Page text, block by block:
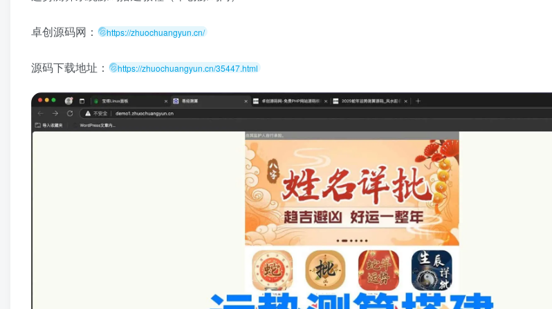
卓创源码网： https://zhuochuangyun.cn/
源码下载地址： https://zhuochuangyun.cn/35447.html